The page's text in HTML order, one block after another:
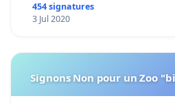
454 signatures
3 Jul 2020
Signons Non pour un Zoo